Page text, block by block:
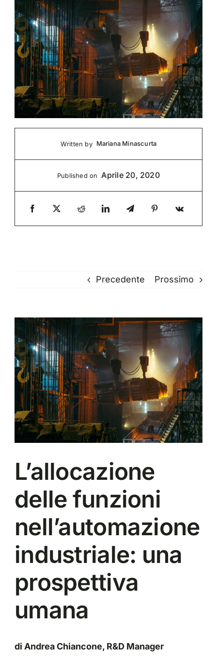
Written by Mariana Minascurta
Published on Aprile 20, 2020
Precedente Prossimo
Ingrandisci
immagine
L’allocazione
delle funzioni
nell’automazione
industriale: una
prospettiva
umana
di Andrea Chiancone, R&D Manager